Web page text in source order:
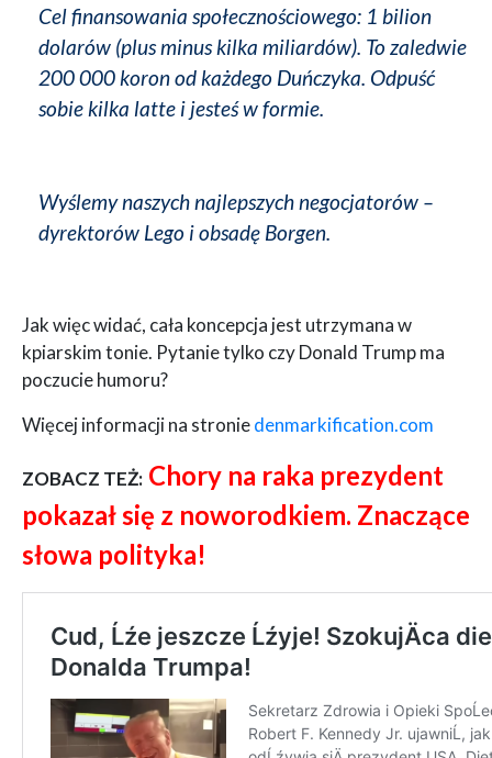
Cel finansowania społecznościowego: 1 bilion
dolarów (plus minus kilka miliardów). To zaledwie
200 000 koron od każdego Duńczyka. Odpuść
sobie kilka latte i jesteś w formie.
Wyślemy naszych najlepszych negocjatorów –
dyrektorów Lego i obsadę Borgen.
Jak więc widać, cała koncepcja jest utrzymana w
kpiarskim tonie. Pytanie tylko czy Donald Trump ma
poczucie humoru?
Więcej informacji na stroniedenmarkification.com
ZOBACZ TEŻ: Chory na raka prezydent
pokazał się z noworodkiem. Znaczące
słowa polityka!